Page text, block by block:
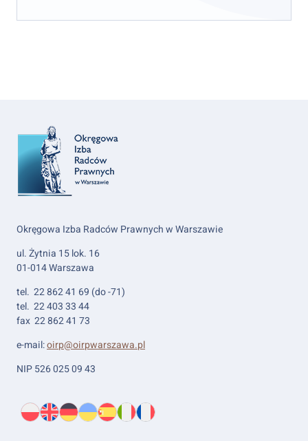
Okręgowa Izba Radców Prawnych w Warszawie
ul. Żytnia 15 lok. 16
01-014 Warszawa
tel. 22 862 41 69 (do -71)
tel. 22 403 33 44
fax 22 862 41 73
e-mail:oirp@oirpwarszawa.pl
NIP 526 025 09 43
Wybierz
język:
PL
O
EN
About
DE
About
UK
About
ES
About
IT
About
FR
About